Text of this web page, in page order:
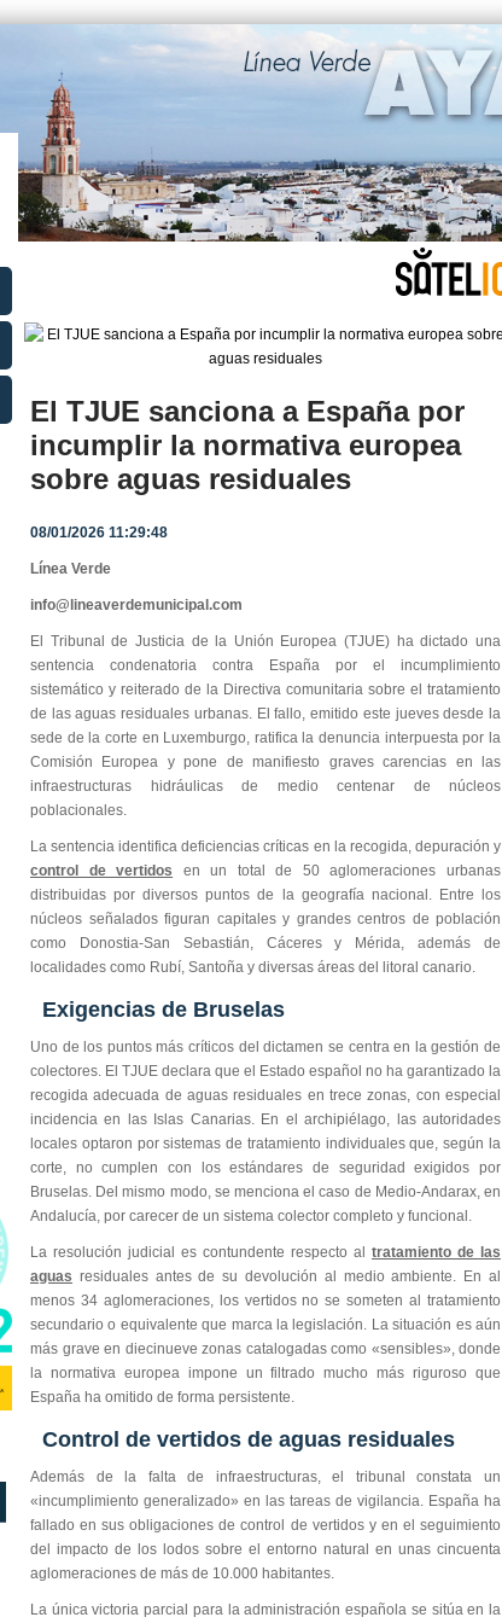
El TJUE sanciona a España por
incumplir la normativa europea
sobre aguas residuales
08/01/2026 11:29:48
Línea Verde
info@lineaverdemunicipal.com
El Tribunal de Justicia de la Unión Europea (TJUE) ha dictado una
sentencia condenatoria contra España por el incumplimiento
sistemático y reiterado de la Directiva comunitaria sobre el tratamiento
de las aguas residuales urbanas. El fallo, emitido este jueves desde la
sede de la corte en Luxemburgo, ratifica la denuncia interpuesta por la
Comisión Europea y pone de manifiesto graves carencias en las
infraestructuras hidráulicas de medio centenar de núcleos
poblacionales.
La sentencia identifica deficiencias críticas en la recogida, depuración y
control de vertidos en un total de 50 aglomeraciones urbanas
distribuidas por diversos puntos de la geografía nacional. Entre los
núcleos señalados figuran capitales y grandes centros de población
como Donostia-San Sebastián, Cáceres y Mérida, además de
localidades como Rubí, Santoña y diversas áreas del litoral canario.
Exigencias de Bruselas
Uno de los puntos más críticos del dictamen se centra en la gestión de
colectores. El TJUE declara que el Estado español no ha garantizado la
recogida adecuada de aguas residuales en trece zonas, con especial
incidencia en las Islas Canarias. En el archipiélago, las autoridades
locales optaron por sistemas de tratamiento individuales que, según la
corte, no cumplen con los estándares de seguridad exigidos por
Bruselas. Del mismo modo, se menciona el caso de Medio-Andarax, en
Andalucía, por carecer de un sistema colector completo y funcional.
La resolución judicial es contundente respecto al tratamiento de las
aguas residuales antes de su devolución al medio ambiente. En al
menos 34 aglomeraciones, los vertidos no se someten al tratamiento
secundario o equivalente que marca la legislación. La situación es aún
más grave en diecinueve zonas catalogadas como «sensibles», donde
la normativa europea impone un filtrado mucho más riguroso que
España ha omitido de forma persistente.
Control de vertidos de aguas residuales
Además de la falta de infraestructuras, el tribunal constata un
«incumplimiento generalizado» en las tareas de vigilancia. España ha
fallado en sus obligaciones de control de vertidos y en el seguimiento
del impacto de los lodos sobre el entorno natural en unas cincuenta
aglomeraciones de más de 10.000 habitantes.
La única victoria parcial para la administración española se sitúa en la